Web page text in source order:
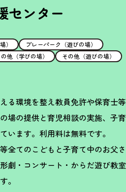
センター
）
プレーパーク（遊びの場）
他（学びの場） その他（遊びの場）
る環境を整え教員免許や保育士等
場の提供と育児相談の実施、子育
います。利用料は無料です。
全てのこどもと子育て中のお父さ
劇・コンサート・からだ遊び教室
。